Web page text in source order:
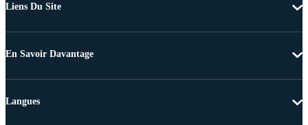
Liens Du Site
En Savoir Davantage
Langues